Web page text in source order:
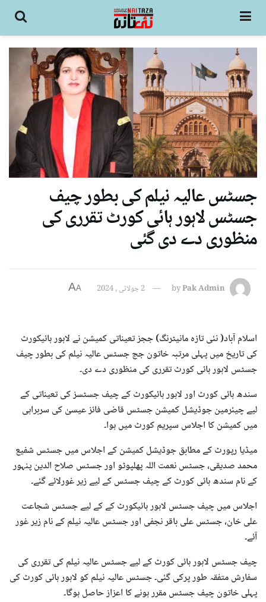
جسٹس عالیہ نیلم کی بطور چیف
جسٹس لاہور ہائی کورٹ تقرری کی
منظوری دے دی گئی
byPak Admin 2 جولائی , 2024 A
A
اسلام آباد( نئی تازہ مانیٹرنگ) ججز تعیناتی کمیشن نے لاہور ہائیکورٹ
کی تاریخ میں پہلی مرتبہ خاتون جج جسٹس عالیہ نیلم کی بطور چیف
جسٹس لاہور ہائی کورٹ تقرری کی منظوری دے دی۔
سندھ ہائی کورٹ اور لاہور ہائیکورٹ کے چیف جسٹسز کی تعیناتی کے
لیے چیئرمین جوڈیشل کمیشن جسٹس قاضی فائز عیسیٰ کی سربراہی
میں کمیشن کا اجلاس سپریم کورٹ میں ہوا۔
میڈیا رپورٹ کے مطابق جوڈیشل کمیشن کے اجلاس میں جسٹس شفیع
محمد صدیقی، جسٹس نعمت اللہ پھلپوٹو اور جسٹس صلاح الدین پنہور
کے نام سندھ ہائی کورٹ کے چیف جسٹس کے لیے زیر غورلائے گئے۔
اجلاس میں چیف جسٹس لاہور ہائیکورٹ کے کے لیے جسٹس شجاعت
علی خان، جسٹس علی باقر نجفی اور جسٹس عالیہ نیلم کے نام زیر غور
آئے۔
چیف جسٹس لاہور ہائی کورٹ کے لیے جسٹس عالیہ نیلم کی تقرری کی
سفارش متفقہ طور پرکی گئی۔ جسٹس عالیہ نیلم کو لاہور ہائی کورٹ کی
پہلی خاتون چیف جسٹس مقرر ہونے کا اعزاز حاصل ہوگا۔